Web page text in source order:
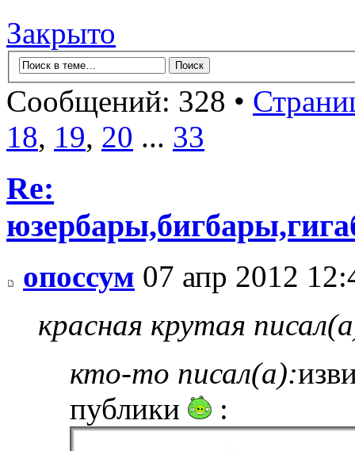
Закрыто
Сообщений: 328 •
18, 19, 20 ... 33
Re:
опоссум 07 апр 2012
красная крутая
кто-то писал(а):
публики
: